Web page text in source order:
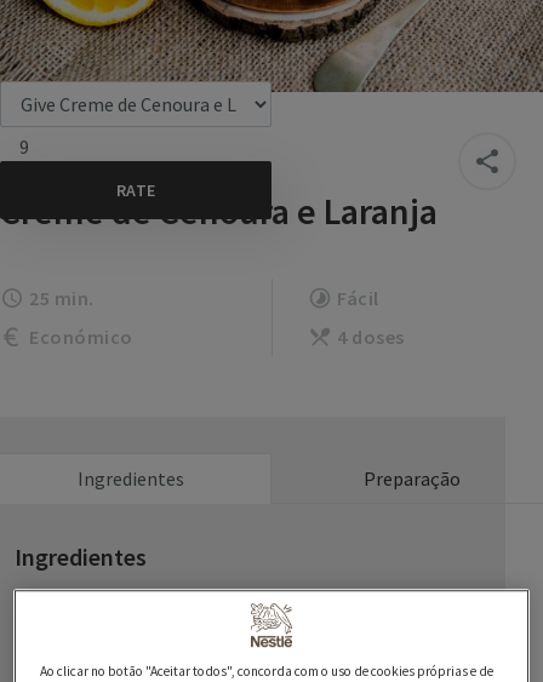
9
Creme de Cenoura e Laranja
25 min.
Fácil
Económico
4 doses
Ingredientes Preparação
Ingredientes
2 cebolas cortadas às rodelas
Ao clicar no botão "Aceitar todos", concorda com o uso de cookies próprias e de